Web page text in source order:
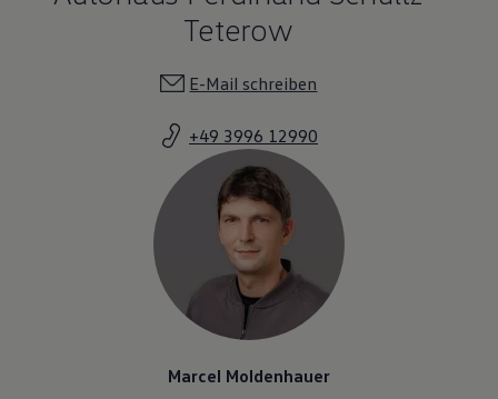
Teterow
E-Mail schreiben
+49 3996 12990
Marcel Moldenhauer